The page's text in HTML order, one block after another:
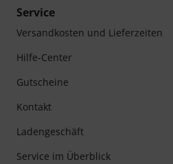
Service
Versandkosten und Lieferzeiten
Hilfe-Center
Gutscheine
Kontakt
Ladengeschäft
Service im Überblick